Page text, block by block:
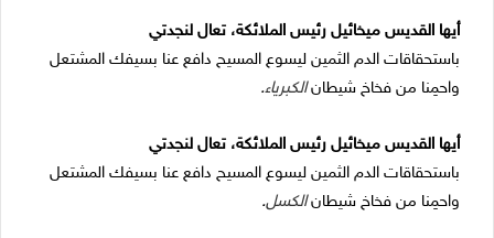
أيها القديس ميخائيل رئيس الملائكة، تعال لنجدتي
باستحقاقات الدم الثمين ليسوع المسيح دافع عنا بسيفك المشتعل
واحمِنا من فخاخ شيطانالكبرياء.
أيها القديس ميخائيل رئيس الملائكة، تعال لنجدتي
باستحقاقات الدم الثمين ليسوع المسيح دافع عنا بسيفك المشتعل
واحمِنا من فخاخ شيطانالكسل.